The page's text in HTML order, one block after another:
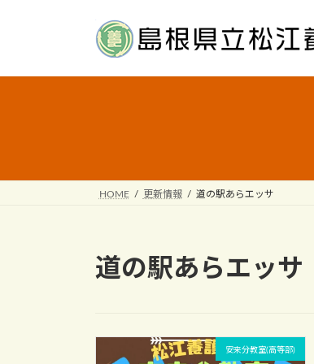
HOME 更新情報 道の駅あらエッサ
道の駅あらエッサ
安来分教室(高等部)